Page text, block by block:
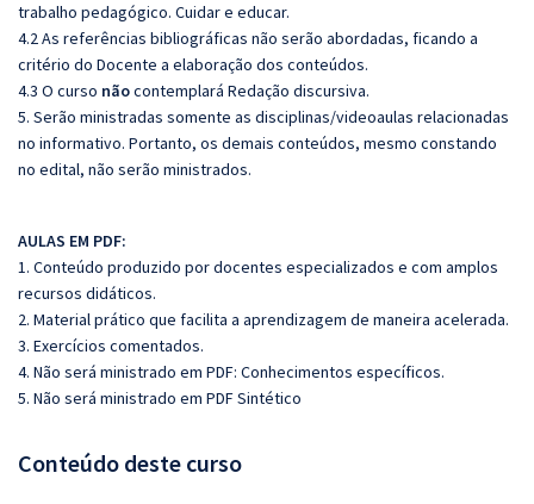
trabalho pedagógico. Cuidar e educar.
4.2 As referências bibliográficas não serão abordadas, ficando a
critério do Docente a elaboração dos conteúdos.
4.3 O curso nãocontemplará Redação discursiva.
5. Serão ministradas somente as disciplinas/videoaulas relacionadas
no informativo. Portanto, os demais conteúdos, mesmo constando
no edital, não serão ministrados.
AULAS EM PDF:
1. Conteúdo produzido por docentes especializados e com amplos
recursos didáticos.
2. Material prático que facilita a aprendizagem de maneira acelerada.
3. Exercícios comentados.
4. Não será ministrado em PDF: Conhecimentos específicos.
5. Não será ministrado em PDF Sintético
Conteúdo deste curso